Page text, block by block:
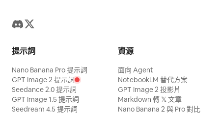
提示詞
Nano Banana Pro 提示詞
GPT Image 2 提示詞
Seedance 2.0 提示詞
GPT Image 1.5 提示詞
Seedream 4.5 提示詞
資源
面向 Agent
NotebookLM 替代方案
GPT Image 2 投影片
Markdown 轉 𝕏 文章
Nano Banana 2 與 Pro 對比